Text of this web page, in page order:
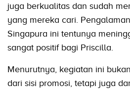
juga berkualitas dan sudah
yang mereka cari.
Singapura ini tentunya
sangat positif bagi Priscilla.
Menurutnya, kegiatan ini
dari sisi promosi, tetapi juga